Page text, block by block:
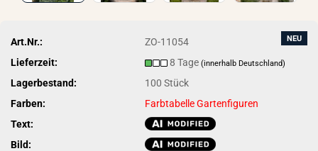
NEU
Art.Nr.:
ZO-11054
Lieferzeit:
8 Tage(innerhalb Deutschland)
Lagerbestand: 100Stück
Farben:
Farbtabelle Gartenfiguren
Text:
Bild: